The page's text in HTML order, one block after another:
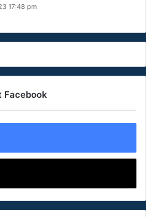
17:48 pm
Facebook